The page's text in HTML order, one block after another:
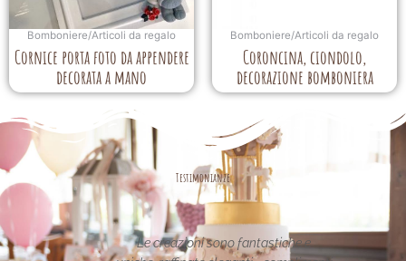
Bomboniere/Articoli da regalo
Cornice porta foto da appendere
decorata a mano
Bomboniere/Articoli da regalo
Coroncina, ciondolo,
decorazione bomboniera
Testimonianze
nel
Le creazioni sono fantastiche e